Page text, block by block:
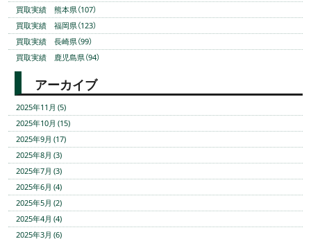
買取実績 熊本県（107）
買取実績 福岡県（123）
買取実績 長崎県（99）
買取実績 鹿児島県（94）
アーカイブ
2025年11月 (5)
2025年10月 (15)
2025年9月 (17)
2025年8月 (3)
2025年7月 (3)
2025年6月 (4)
2025年5月 (2)
2025年4月 (4)
2025年3月 (6)